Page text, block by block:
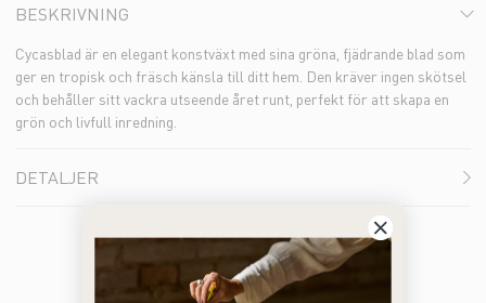
BESKRIVNING
Cycasblad är en elegant konstväxt med sina gröna, fjädrande blad som
ger en tropisk och fräsch känsla till ditt hem. Den kräver ingen skötsel
och behåller sitt vackra utseende året runt, perfekt för att skapa en
grön och livfull inredning.
DETALJER